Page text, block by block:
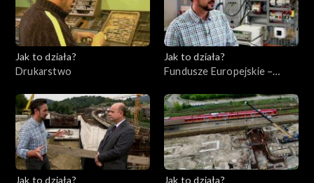
Jak to działa?
Drukarstwo
Jak to działa?
Fundusze Europejskie –
Jak to działa?
Jak to działa?